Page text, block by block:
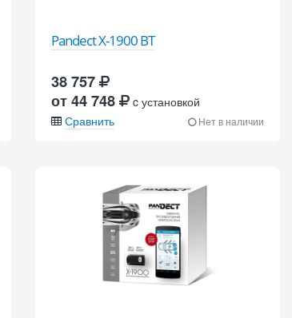
Pandect X-1900 BT
38 757
от 44 748
c установкой
Сравнить
Нет в наличии